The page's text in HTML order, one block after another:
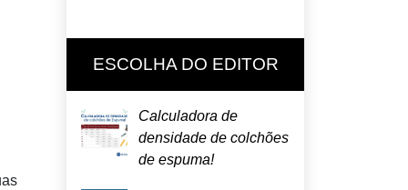
ESCOLHA DO EDITOR
Calculadora de
densidade de colchões
de espuma!